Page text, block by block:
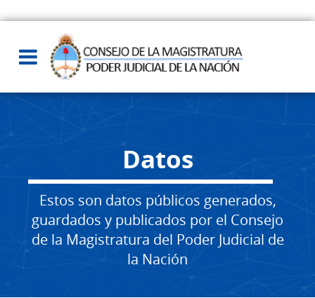
Datos
Estos son datos públicos generados,
guardados y publicados por el Consejo
de la Magistratura del Poder Judicial de
la Nación